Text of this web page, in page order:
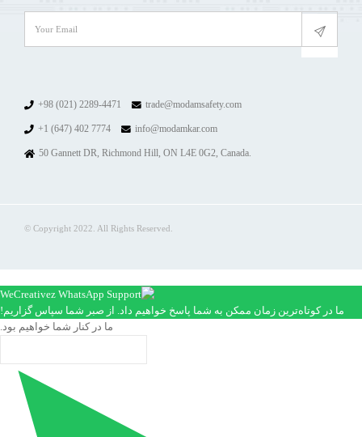
+98 (021) 2289-4471 trade@modamsafety.com
+1 (647) 402 7774 info@modamkar.com
50 Gannett DR, Richmond Hill, ON L4E 0G2, Canada.
© Copyright 2022. All Rights Reserved.
ما در کوتاه‌ترین زمان ممکن به شما پاسخ خواهیم داد. از صبر شما سپاس گزاریم!
ما در کنار شما خواهیم بود.